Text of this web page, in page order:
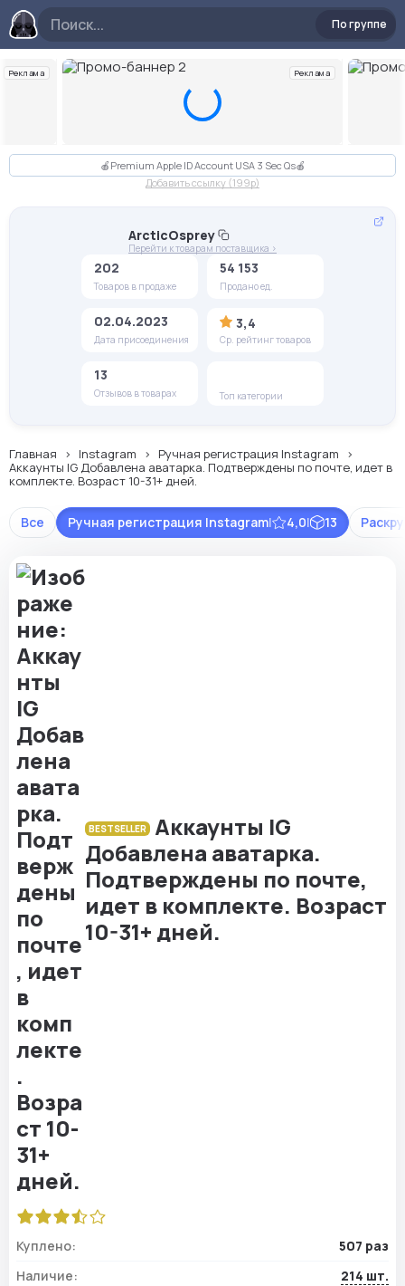
По группе
Реклама Реклама
Слайд 2 из 10
🍎Premium Apple ID Account USA 3 Sec Qs🍎
Добавить ссылку (199p)
ArcticOsprey
Перейти к товарам поставщика >
202
Товаров в продаже
54 153
Продано ед.
02.04.2023
Дата присоединения
3,4
Ср. рейтинг товаров
13
Отзывов в товарах Топ категории
Главная Instagram
Ручная регистрация Instagram
Аккаунты IG Добавлена аватарка. Подтверждены по почте, идет в
комплекте. Возраст 10-31+ дней.
Все Ручная регистрация Instagram| 4,0| 13
BESTSELLER
Аккаунты IG
Добавлена аватарка.
Подтверждены по почте,
идет в комплекте. Возраст
10-31+ дней.
Куплено:
507 раз
Наличие:
214 шт.